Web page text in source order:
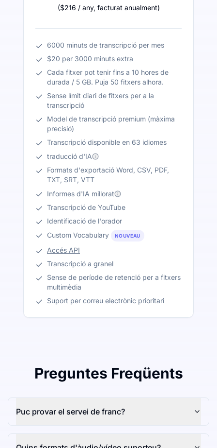
($216 / any, facturat anualment)
6000 minuts de transcripció per mes
$20 per 3000 minuts extra
Cada fitxer pot tenir fins a 10 hores de
durada / 5 GB. Puja 50 fitxers alhora.
Sense límit diari de fitxers per a la
transcripció
Model de transcripció premium (màxima
precisió)
Transcripció disponible en 63 idiomes
traducció d'IA
Formats d'exportació Word, CSV, PDF,
TXT, SRT, VTT
Informes d'IA millorat
Transcripció de YouTube
Identificació de l'orador
Custom Vocabulary
NOUVEAU
Accés API
Transcripció a granel
Sense de període de retenció per a fitxers
multimèdia
Suport per correu electrònic prioritari
Preguntes Freqüents
Puc provar el servei de franc?